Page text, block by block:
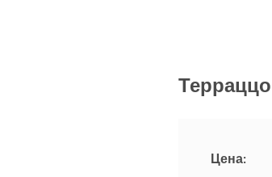
Терраццо
Цена: